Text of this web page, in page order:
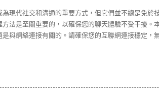
為現代社交和溝通的重要方式，但它們並不總是免
方法是至關重要的，以確保您的聊天體驗不受干擾
是與網絡連接有關的。請確保您的互聯網連接穩定，